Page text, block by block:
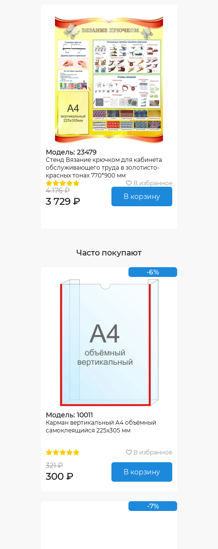
Модель: 23479
Стенд Вязание крючком для кабинета
обслуживающего труда в золотисто-
красных тонах 770*900 мм
В избранное
4 176 ₽
3 729 ₽ В корзину
Часто покупают
-6%
Модель: 10011
Карман вертикальный А4 объёмный
самоклеящийся 225х305 мм
В избранное
321 ₽
300 ₽ В корзину
-7%